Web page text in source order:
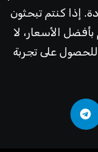
إذا كنتم تبحثون
الأسعار، لا
تترددوا في الاتصال بنا اليوم على 70067311 للحصول على تجربة